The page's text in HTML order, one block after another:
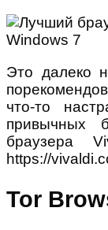
Это далеко
что-то
привычных
браузера
https://
Tor